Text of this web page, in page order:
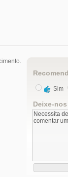
Sim
Deixe-